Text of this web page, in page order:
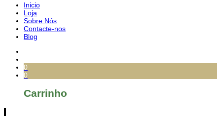
Inicio
Loja
Sobre Nós
Contacte-nos
Blog
0
0
Carrinho